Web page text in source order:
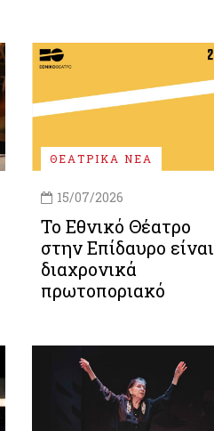
ΘΕΑΤΡΙΚΑ ΝΕΑ
15/07/2026
Το Εθνικό Θέατρο
στην Επίδαυρο είναι
διαχρονικά
πρωτοποριακό